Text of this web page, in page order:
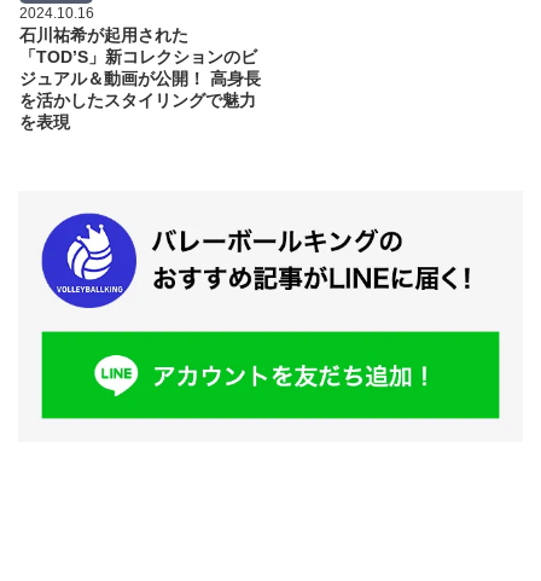
2024.10.16
石川祐希が起用された
「TOD’S」新コレクションのビ
ジュアル＆動画が公開！ 高身長
を活かしたスタイリングで魅力
を表現